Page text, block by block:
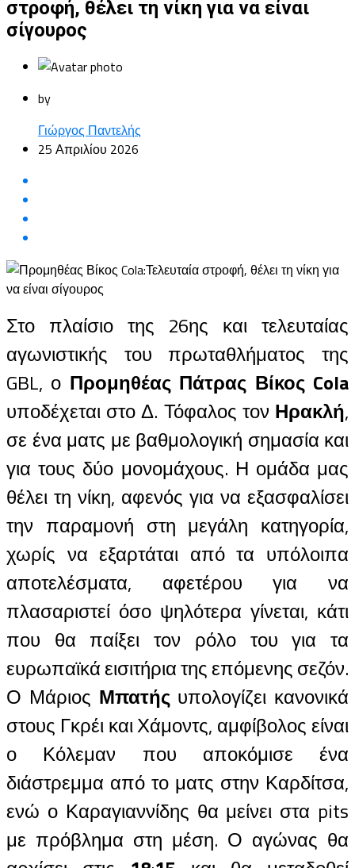
στροφή, θέλει τη νίκη για να είναι
σίγουρος
by
Γιώργος Παντελής
25 Απριλίου 2026
Στο πλαίσιο της 26ης και τελευταίας
αγωνιστικής του πρωταθλήματος της
GBL, ο Προμηθέας Πάτρας Βίκος Cola
υποδέχεται στο Δ. Τόφαλος τον Ηρακλή,
σε ένα ματς με βαθμολογική σημασία και
για τους δύο μονομάχους. Η ομάδα μας
θέλει τη νίκη, αφενός για να εξασφαλίσει
την παραμονή στη μεγάλη κατηγορία,
χωρίς να εξαρτάται από τα υπόλοιπα
αποτελέσματα, αφετέρου για να
πλασαριστεί όσο ψηλότερα γίνεται, κάτι
που θα παίξει τον ρόλο του για τα
ευρωπαϊκά εισιτήρια της επόμενης σεζόν.
Ο Μάριος Μπατήςυπολογίζει κανονικά
στους Γκρέι και Χάμοντς, αμφίβολος είναι
ο Κόλεμαν που αποκόμισε ένα
διάστρεμμα από το ματς στην Καρδίτσα,
ενώ ο Καραγιαννίδης θα μείνει στα pits
με πρόβλημα στη μέση. Ο αγώνας θα